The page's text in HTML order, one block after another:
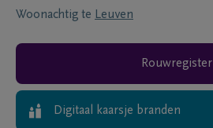
Woonachtig te Leuven
Rouwregister
Digitaal kaarsje branden